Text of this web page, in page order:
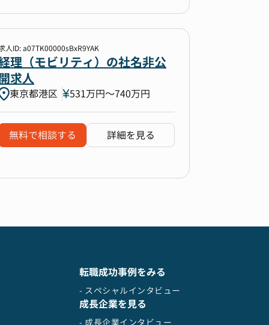
人ID: a07TK00000sBxR9YAK
理（モビリティ）の社名非公
求人
東京都港区 531万円〜740万円
無料で相談する 詳細を見る
転職成功事例をみる
- スペシャルインタビュー
成長企業を見る
- 成長企業インタビュー